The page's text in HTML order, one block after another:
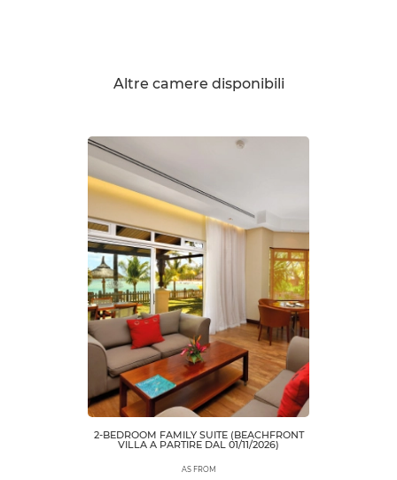
Altre camere disponibili
2-BEDROOM FAMILY SUITE (BEACHFRONT
VILLA A PARTIRE DAL 01/11/2026)
AS FROM